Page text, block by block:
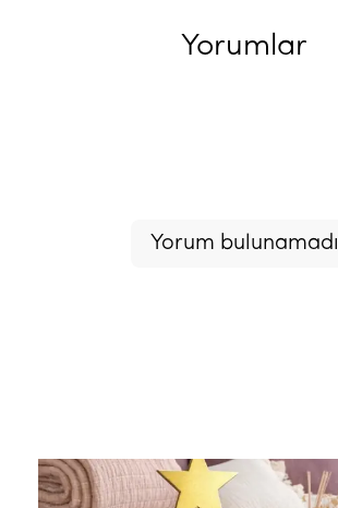
Yorumlar
Yorum bulunamadı